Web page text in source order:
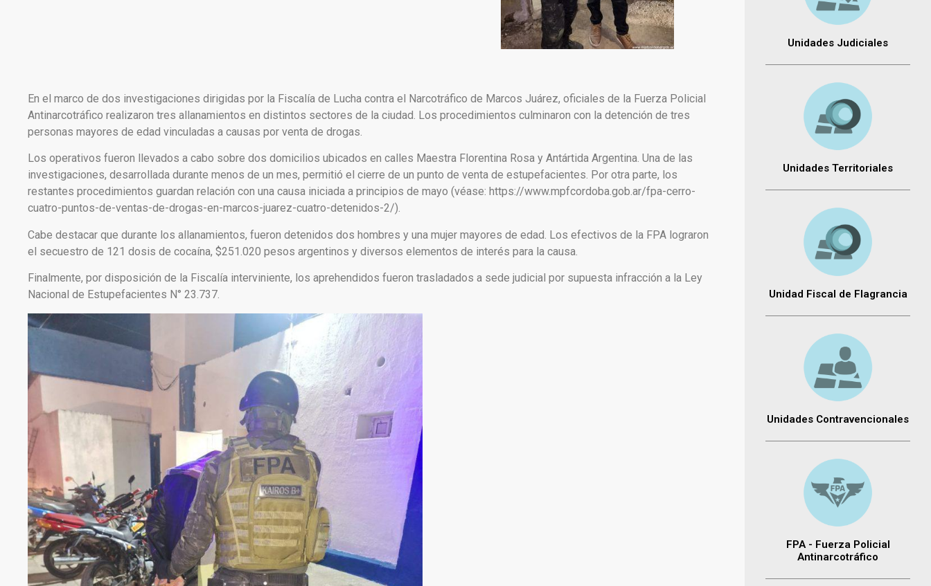
En el marco de dos investigaciones dirigidas por la Fiscalía de Lucha contra el Narcotráfico de Marcos Juárez, oficiales de la Fuerza Policial
Antinarcotráfico realizaron tres allanamientos en distintos sectores de la ciudad. Los procedimientos culminaron con la detención de tres
personas mayores de edad vinculadas a causas por venta de drogas.
Los operativos fueron llevados a cabo sobre dos domicilios ubicados en calles Maestra Florentina Rosa y Antártida Argentina. Una de las
investigaciones, desarrollada durante menos de un mes, permitió el cierre de un punto de venta de estupefacientes. Por otra parte, los
restantes procedimientos guardan relación con una causa iniciada a principios de mayo (véase: https://www.mpfcordoba.gob.ar/fpa-cerro-
cuatro-puntos-de-ventas-de-drogas-en-marcos-juarez-cuatro-detenidos-2/).
Cabe destacar que durante los allanamientos, fueron detenidos dos hombres y una mujer mayores de edad. Los efectivos de la FPA lograron
el secuestro de 121 dosis de cocaína, $251.020 pesos argentinos y diversos elementos de interés para la causa.
Finalmente, por disposición de la Fiscalía interviniente, los aprehendidos fueron trasladados a sede judicial por supuesta infracción a la Ley
Nacional de Estupefacientes N° 23.737.
Unidades Judiciales
Unidades Territoriales
Unidad Fiscal de Flagrancia
Unidades Contravencionales
FPA - Fuerza Policial
Antinarcotráfico